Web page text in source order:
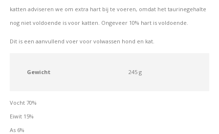
katten adviseren we om extra hart bij te voeren, omdat het taurinegehalte
nog niet voldoende is voor katten. Ongeveer 10% hart is voldoende.
Dit is een aanvullend voer voor volwassen hond en kat.
Gewicht 245 g
Vocht 70%
Eiwit 15%
As 6%